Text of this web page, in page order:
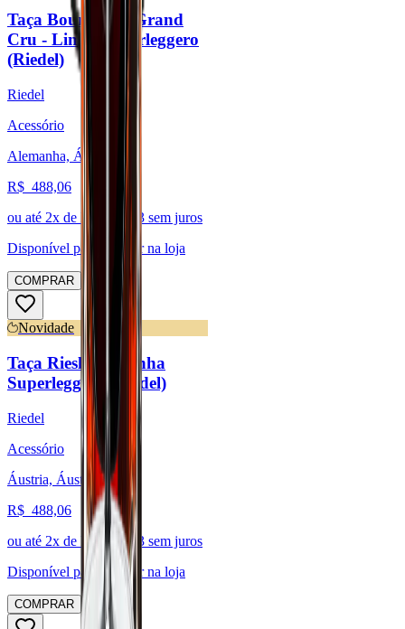
Taça Bourgogne Grand
Cru - Linha Superleggero
(Riedel)
Riedel
Acessório
Alemanha, Áustria
R$ 488,06
ou até 2x de R$ 244,03 sem juros
Disponível para:
Retirar na loja
COMPRAR
Novidade
Taça Riesling - Linha
Superleggero (Riedel)
Riedel
Acessório
Áustria, Áustria
R$ 488,06
ou até 2x de R$ 244,03 sem juros
Disponível para:
Retirar na loja
COMPRAR